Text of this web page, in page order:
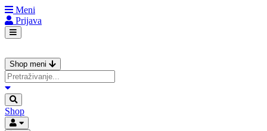
Meni
Prijava
Shop meni
Shop